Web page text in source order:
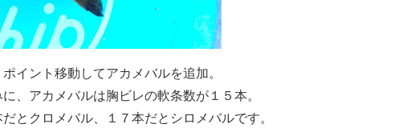
ポイント移動してアカメバルを追加。
、アカメバルは胸ビレの軟条数が１５本。
だとクロメバル、１７本だとシロメバルです。